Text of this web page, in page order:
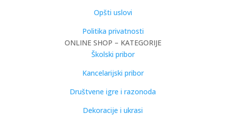
Opšti uslovi
Politika privatnosti
ONLINE SHOP – KATEGORIJE
Školski pribor
Kancelarijski pribor
Društvene igre i razonoda
Dekoracije i ukrasi